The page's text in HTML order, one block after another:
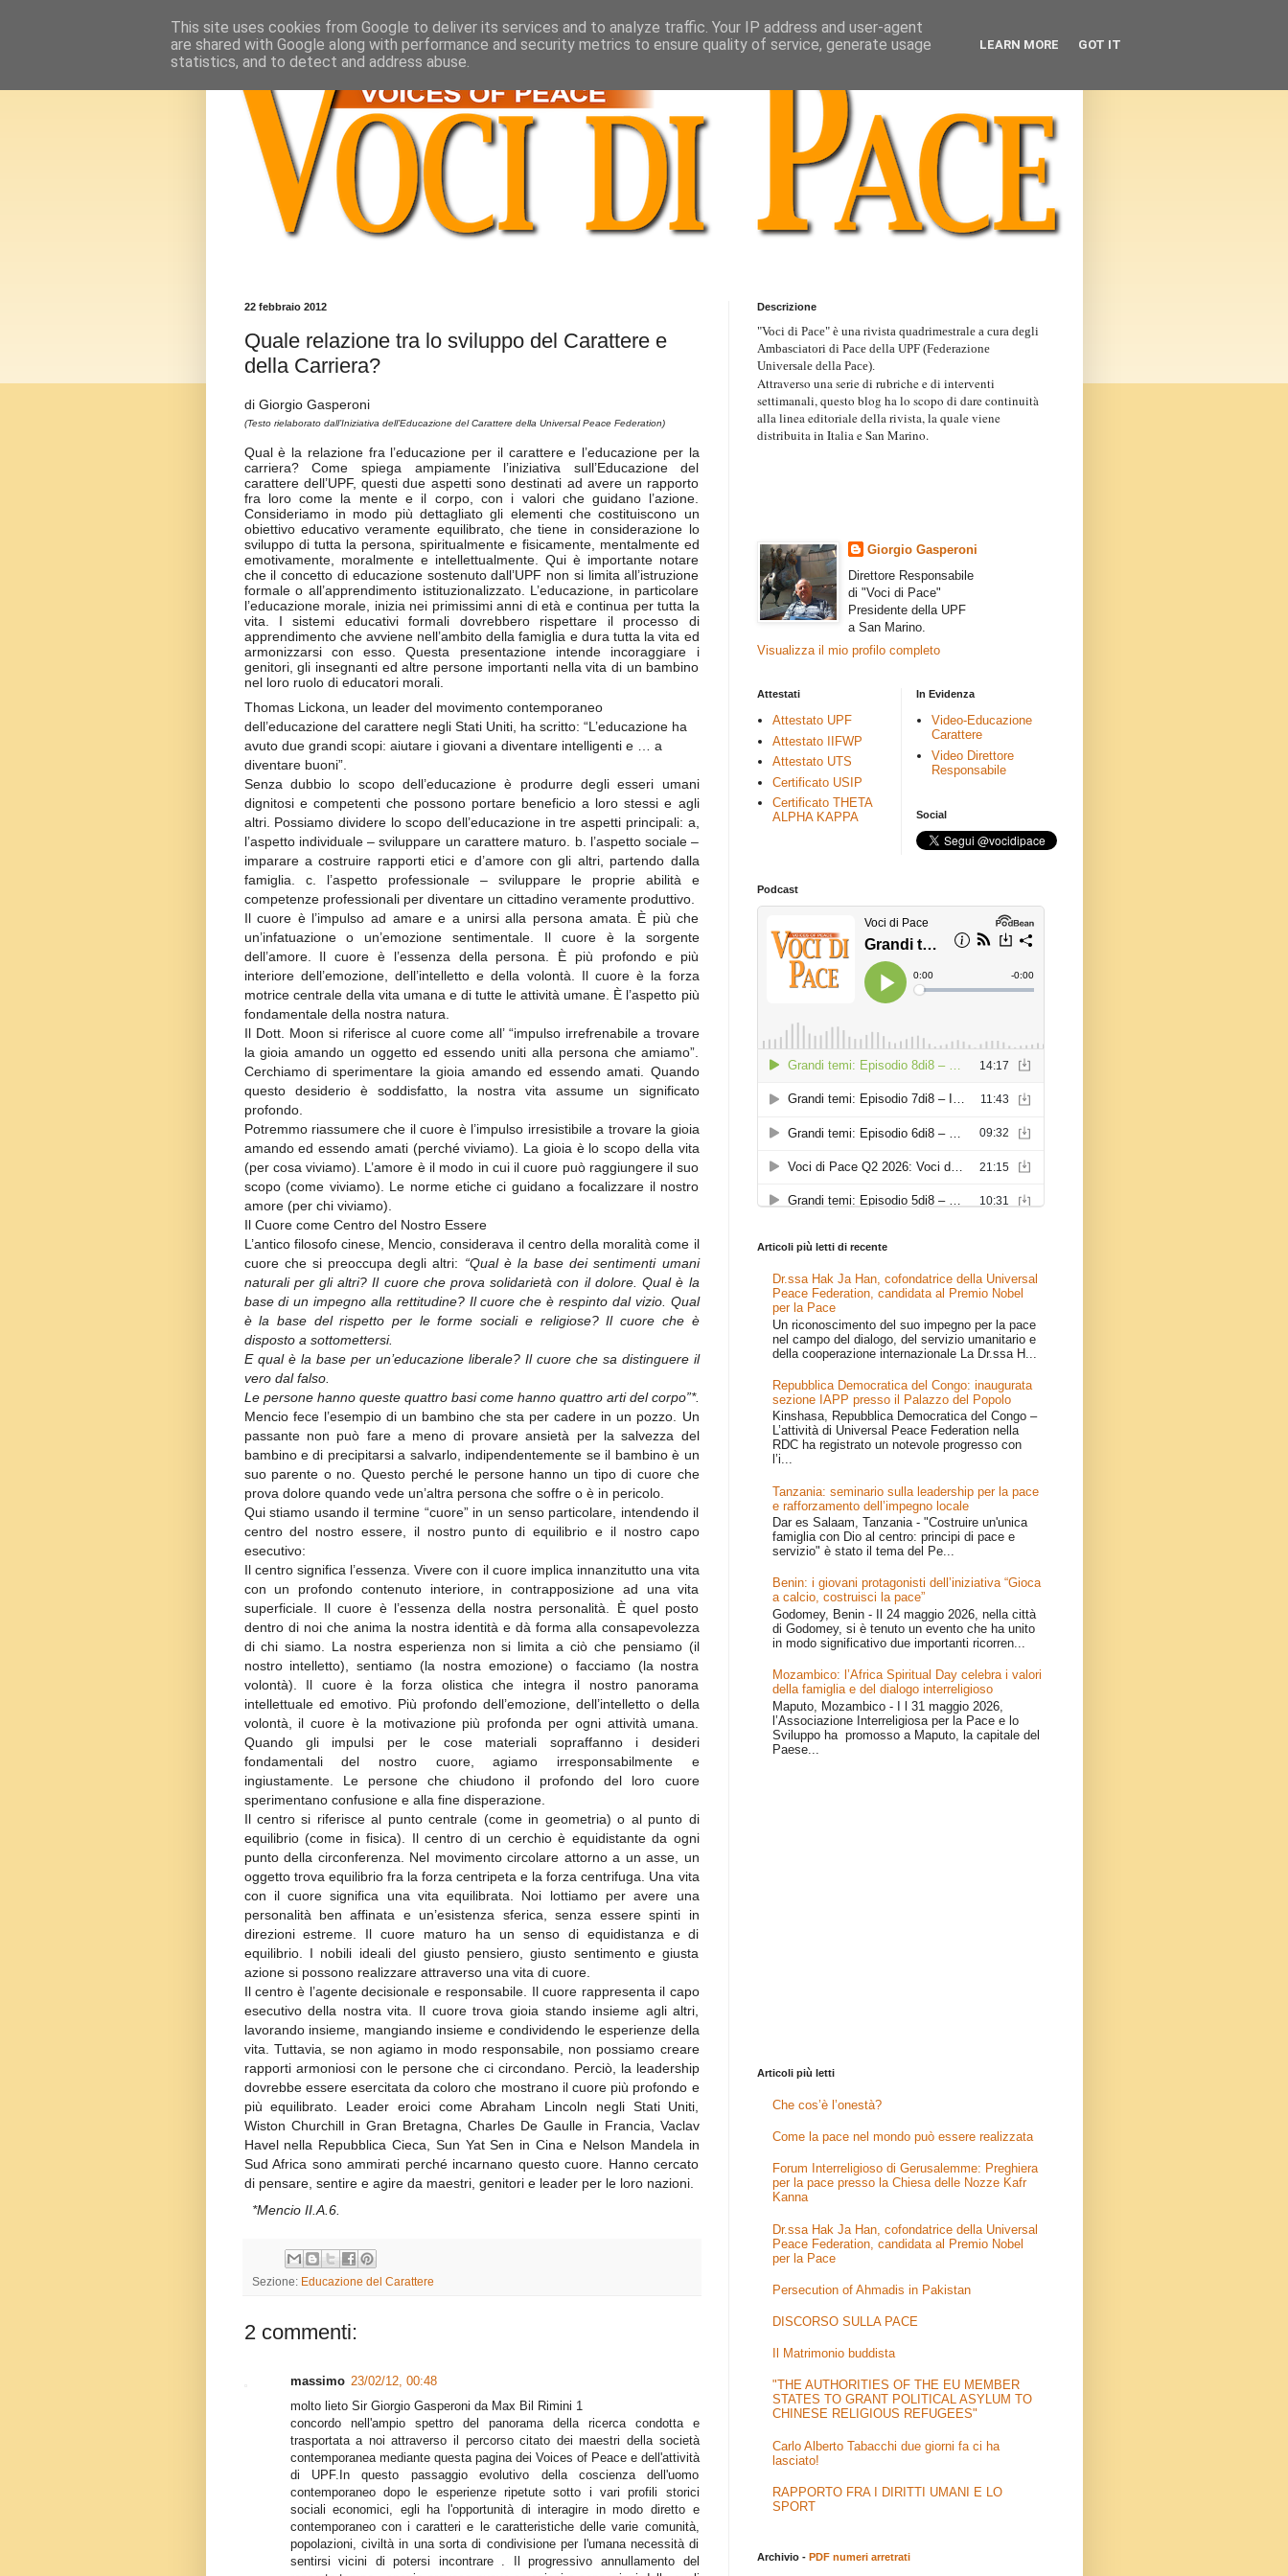
22 febbraio 2012
Quale relazione tra lo sviluppo del Carattere e
della Carriera?
di Giorgio Gasperoni
(Testo rielaborato dall’Iniziativa dell’Educazione del Carattere della Universal Peace Federation)
Qual è la relazione fra l’educazione per il carattere e l’educazione per la
carriera? Come spiega ampiamente l’iniziativa sull’Educazione del
carattere dell’UPF, questi due aspetti sono destinati ad avere un rapporto
fra loro come la mente e il corpo, con i valori che guidano l’azione.
Consideriamo in modo più dettagliato gli elementi che costituiscono un
obiettivo educativo veramente equilibrato, che tiene in considerazione lo
sviluppo di tutta la persona, spiritualmente e fisicamente, mentalmente ed
emotivamente, moralmente e intellettualmente. Qui è importante notare
che il concetto di educazione sostenuto dall’UPF non si limita all’istruzione
formale o all’apprendimento istituzionalizzato. L’educazione, in particolare
l’educazione morale, inizia nei primissimi anni di età e continua per tutta la
vita. I sistemi educativi formali dovrebbero rispettare il processo di
apprendimento che avviene nell’ambito della famiglia e dura tutta la vita ed
armonizzarsi con esso. Questa presentazione intende incoraggiare i
genitori, gli insegnanti ed altre persone importanti nella vita di un bambino
nel loro ruolo di educatori morali.
Thomas Lickona, un leader del movimento contemporaneo
dell’educazione del carattere negli Stati Uniti, ha scritto: “L’educazione ha
avuto due grandi scopi: aiutare i giovani a diventare intelligenti e … a
diventare buoni”.
Senza dubbio lo scopo dell’educazione è produrre degli esseri umani
dignitosi e competenti che possono portare beneficio a loro stessi e agli
altri. Possiamo dividere lo scopo dell’educazione in tre aspetti principali: a,
l’aspetto individuale – sviluppare un carattere maturo. b. l’aspetto sociale –
imparare a costruire rapporti etici e d’amore con gli altri, partendo dalla
famiglia. c. l’aspetto professionale – sviluppare le proprie abilità e
competenze professionali per diventare un cittadino veramente produttivo.
Il cuore è l’impulso ad amare e a unirsi alla persona amata. È più che
un’infatuazione o un’emozione sentimentale. Il cuore è la sorgente
dell’amore. Il cuore è l’essenza della persona. È più profondo e più
interiore dell’emozione, dell’intelletto e della volontà. Il cuore è la forza
motrice centrale della vita umana e di tutte le attività umane. È l’aspetto più
fondamentale della nostra natura.
Il Dott. Moon si riferisce al cuore come all’ “impulso irrefrenabile a trovare
la gioia amando un oggetto ed essendo uniti alla persona che amiamo”.
Cerchiamo di sperimentare la gioia amando ed essendo amati. Quando
questo desiderio è soddisfatto, la nostra vita assume un significato
profondo.
Potremmo riassumere che il cuore è l’impulso irresistibile a trovare la gioia
amando ed essendo amati (perché viviamo). La gioia è lo scopo della vita
(per cosa viviamo). L’amore è il modo in cui il cuore può raggiungere il suo
scopo (come viviamo). Le norme etiche ci guidano a focalizzare il nostro
amore (per chi viviamo).
Il Cuore come Centro del Nostro Essere
L’antico filosofo cinese, Mencio, considerava il centro della moralità come il
cuore che si preoccupa degli altri: “Qual è la base dei sentimenti umani
naturali per gli altri? Il cuore che prova solidarietà con il dolore. Qual è la
base di un impegno alla rettitudine? Il cuore che è respinto dal vizio. Qual
è la base del rispetto per le forme sociali e religiose? Il cuore che è
disposto a sottomettersi.
E qual è la base per un’educazione liberale? Il cuore che sa distinguere il
vero dal falso.
Le persone hanno queste quattro basi come hanno quattro arti del corpo”*.
Mencio fece l’esempio di un bambino che sta per cadere in un pozzo. Un
passante non può fare a meno di provare ansietà per la salvezza del
bambino e di precipitarsi a salvarlo, indipendentemente se il bambino è un
suo parente o no. Questo perché le persone hanno un tipo di cuore che
prova dolore quando vede un’altra persona che soffre o è in pericolo.
Qui stiamo usando il termine “cuore” in un senso particolare, intendendo il
centro del nostro essere, il nostro punto di equilibrio e il nostro capo
esecutivo:
Il centro significa l’essenza. Vivere con il cuore implica innanzitutto una vita
con un profondo contenuto interiore, in contrapposizione ad una vita
superficiale. Il cuore è l’essenza della nostra personalità. È quel posto
dentro di noi che anima la nostra identità e dà forma alla consapevolezza
di chi siamo. La nostra esperienza non si limita a ciò che pensiamo (il
nostro intelletto), sentiamo (la nostra emozione) o facciamo (la nostra
volontà). Il cuore è la forza olistica che integra il nostro panorama
intellettuale ed emotivo. Più profondo dell’emozione, dell’intelletto o della
volontà, il cuore è la motivazione più profonda per ogni attività umana.
Quando gli impulsi per le cose materiali sopraffanno i desideri
fondamentali del nostro cuore, agiamo irresponsabilmente e
ingiustamente. Le persone che chiudono il profondo del loro cuore
sperimentano confusione e alla fine disperazione.
Il centro si riferisce al punto centrale (come in geometria) o al punto di
equilibrio (come in fisica). Il centro di un cerchio è equidistante da ogni
punto della circonferenza. Nel movimento circolare attorno a un asse, un
oggetto trova equilibrio fra la forza centripeta e la forza centrifuga. Una vita
con il cuore significa una vita equilibrata. Noi lottiamo per avere una
personalità ben affinata e un’esistenza sferica, senza essere spinti in
direzioni estreme. Il cuore maturo ha un senso di equidistanza e di
equilibrio. I nobili ideali del giusto pensiero, giusto sentimento e giusta
azione si possono realizzare attraverso una vita di cuore.
Il centro è l’agente decisionale e responsabile. Il cuore rappresenta il capo
esecutivo della nostra vita. Il cuore trova gioia stando insieme agli altri,
lavorando insieme, mangiando insieme e condividendo le esperienze della
vita. Tuttavia, se non agiamo in modo responsabile, non possiamo creare
rapporti armoniosi con le persone che ci circondano. Perciò, la leadership
dovrebbe essere esercitata da coloro che mostrano il cuore più profondo e
più equilibrato. Leader eroici come Abraham Lincoln negli Stati Uniti,
Wiston Churchill in Gran Bretagna, Charles De Gaulle in Francia, Vaclav
Havel nella Repubblica Cieca, Sun Yat Sen in Cina e Nelson Mandela in
Sud Africa sono ammirati perché incarnano questo cuore. Hanno cercato
di pensare, sentire e agire da maestri, genitori e leader per le loro nazioni.
*Mencio II.A.6.
Sezione: Educazione del Carattere
2 commenti:
massimo 23/02/12, 00:48
molto lieto Sir Giorgio Gasperoni da Max Bil Rimini 1
concordo nell'ampio spettro del panorama della ricerca condotta e
trasportata a noi attraverso il percorso citato dei maestri della società
contemporanea mediante questa pagina dei Voices of Peace e dell'attività
di UPF.In questo passaggio evolutivo della coscienza dell'uomo
contemporaneo dopo le esperienze ripetute sotto i vari profili storici
sociali economici, egli ha l'opportunità di interagire in modo diretto e
contemporaneo con i caratteri e le caratteristiche delle varie comunità,
popolazioni, civiltà in una sorta di condivisione per l'umana necessità di
sentirsi vicini di potersi incontrare . Il progressivo annullamento del
Descrizione
"Voci di Pace" è una rivista quadrimestrale a cura degli
Ambasciatori di Pace della UPF (Federazione
Universale della Pace).
Attraverso una serie di rubriche e di interventi
settimanali, questo blog ha lo scopo di dare continuità
alla linea editoriale della rivista, la quale viene
distribuita in Italia e San Marino.
Giorgio Gasperoni
Direttore Responsabile
di "Voci di Pace"
Presidente della UPF
a San Marino.
Visualizza il mio profilo completo
Attestati
Attestato UPF
Attestato IIFWP
Attestato UTS
Certificato USIP
Certificato THETA
ALPHA KAPPA
In Evidenza
Video-Educazione
Carattere
Video Direttore
Responsabile
Social
Podcast
Articoli più letti di recente
Dr.ssa Hak Ja Han, cofondatrice della Universal
Peace Federation, candidata al Premio Nobel
per la Pace
Un riconoscimento del suo impegno per la pace
nel campo del dialogo, del servizio umanitario e
della cooperazione internazionale La Dr.ssa H...
Repubblica Democratica del Congo: inaugurata
sezione IAPP presso il Palazzo del Popolo
Kinshasa, Repubblica Democratica del Congo –
L’attività di Universal Peace Federation nella
RDC ha registrato un notevole progresso con
l’i...
Tanzania: seminario sulla leadership per la pace
e rafforzamento dell’impegno locale
Dar es Salaam, Tanzania - "Costruire un'unica
famiglia con Dio al centro: principi di pace e
servizio" è stato il tema del Pe...
Benin: i giovani protagonisti dell’iniziativa “Gioca
a calcio, costruisci la pace”
Godomey, Benin - Il 24 maggio 2026, nella città
di Godomey, si è tenuto un evento che ha unito
in modo significativo due importanti ricorren...
Mozambico: l’Africa Spiritual Day celebra i valori
della famiglia e del dialogo interreligioso
Maputo, Mozambico - I l 31 maggio 2026,
l’Associazione Interreligiosa per la Pace e lo
Sviluppo ha promosso a Maputo, la capitale del
Paese...
Articoli più letti
Che cos’è l’onestà?
Come la pace nel mondo può essere realizzata
Forum Interreligioso di Gerusalemme: Preghiera
per la pace presso la Chiesa delle Nozze Kafr
Kanna
Dr.ssa Hak Ja Han, cofondatrice della Universal
Peace Federation, candidata al Premio Nobel
per la Pace
Persecution of Ahmadis in Pakistan
DISCORSO SULLA PACE
Il Matrimonio buddista
"THE AUTHORITIES OF THE EU MEMBER
STATES TO GRANT POLITICAL ASYLUM TO
CHINESE RELIGIOUS REFUGEES"
Carlo Alberto Tabacchi due giorni fa ci ha
lasciato!
RAPPORTO FRA I DIRITTI UMANI E LO
SPORT
Archivio - PDF numeri arretrati
This site uses cookies from Google to deliver its services and to analyze traffic. Your IP address and user-agent
are shared with Google along with performance and security metrics to ensure quality of service, generate usage
statistics, and to detect and address abuse.
LEARN MORE GOT IT